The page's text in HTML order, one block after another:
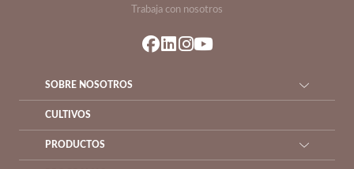
Trabaja con nosotros
SOBRE NOSOTROS
CULTIVOS
PRODUCTOS